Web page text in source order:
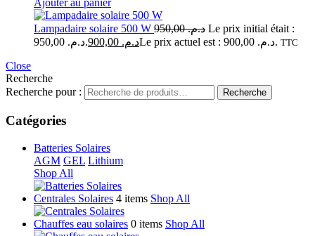
Ajouter au panier
Lampadaire solaire 500 W د.م.950,00
Le prix initial était :
د.م. 950,00.
د.م. Le prix actuel est : د.م. 900,00. TTC
Close
Recherche
Recherche pour :
Recherche
Catégories
Batteries Solaires
AGM GEL Lithium
Shop All
Centrales Solaires 4 items Shop All
Chauffes eau solaires 0 items Shop All